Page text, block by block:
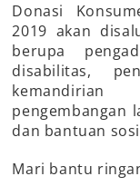
Donasi
2019 akan
berupa
disabilitas,
pengembangan
dan bantuan
Mari bantu